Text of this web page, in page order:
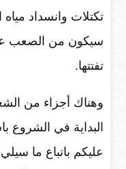
تكتلات وانسداد
سيكون من الصعب
تفتتها.
وهناك أجزاء من
البداية في الشروع
عليكم باتباع ما